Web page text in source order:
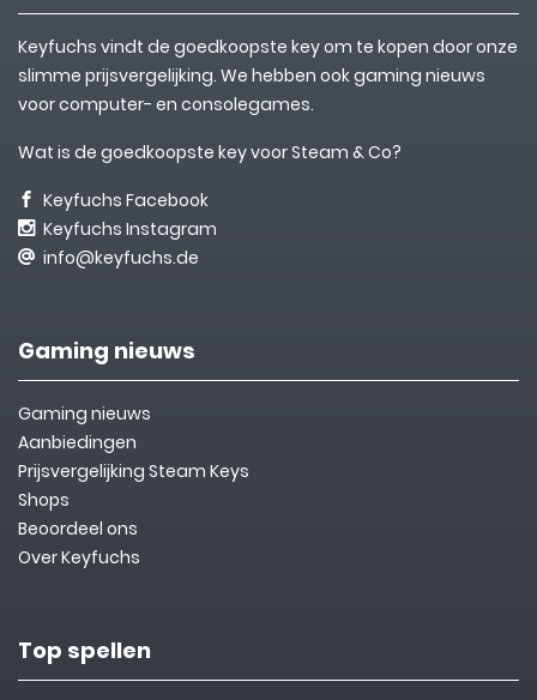
Keyfuchs vindt de goedkoopste key om te kopen door onze
slimme prijsvergelijking. We hebben ook gaming nieuws
voor computer- en consolegames.
Wat is de goedkoopste key voor Steam & Co?
Keyfuchs Facebook
Keyfuchs Instagram
info@keyfuchs.de
Gaming nieuws
Gaming nieuws
Aanbiedingen
Prijsvergelijking Steam Keys
Shops
Beoordeel ons
Over Keyfuchs
Top spellen